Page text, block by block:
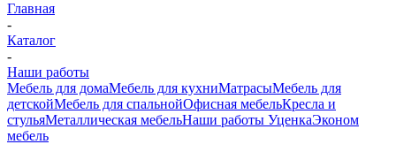
Главная
-
Каталог
-
Наши работы
Мебель для домаМебель для кухниМатраcыМебель для
детскойМебель для спальнойОфисная мебельКресла и
стульяМеталлическая мебельНаши работы УценкаЭконом
мебель